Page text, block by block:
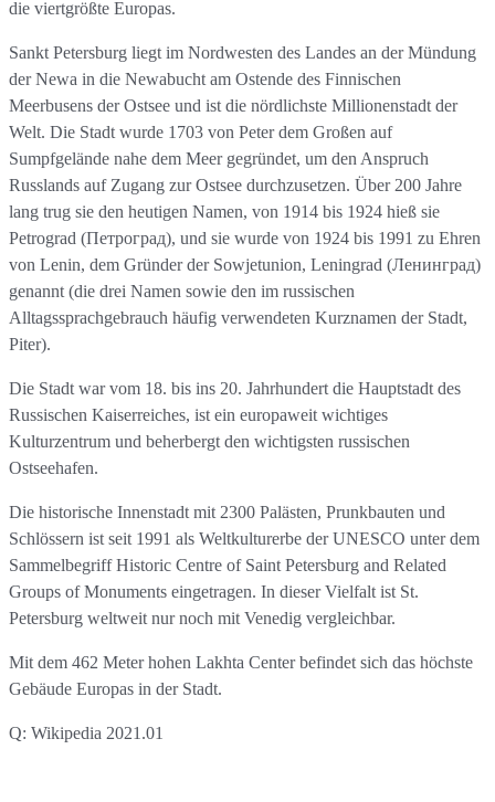
die viertgrößte Europas.
Sankt Petersburg liegt im Nordwesten des Landes an der Mündung
der Newa in die Newabucht am Ostende des Finnischen
Meerbusens der Ostsee und ist die nördlichste Millionenstadt der
Welt. Die Stadt wurde 1703 von Peter dem Großen auf
Sumpfgelände nahe dem Meer gegründet, um den Anspruch
Russlands auf Zugang zur Ostsee durchzusetzen. Über 200 Jahre
lang trug sie den heutigen Namen, von 1914 bis 1924 hieß sie
Petrograd (Петроград), und sie wurde von 1924 bis 1991 zu Ehren
von Lenin, dem Gründer der Sowjetunion, Leningrad (Ленинград)
genannt (die drei Namen sowie den im russischen
Alltagssprachgebrauch häufig verwendeten Kurznamen der Stadt,
Piter).
Die Stadt war vom 18. bis ins 20. Jahrhundert die Hauptstadt des
Russischen Kaiserreiches, ist ein europaweit wichtiges
Kulturzentrum und beherbergt den wichtigsten russischen
Ostseehafen.
Die historische Innenstadt mit 2300 Palästen, Prunkbauten und
Schlössern ist seit 1991 als Weltkulturerbe der UNESCO unter dem
Sammelbegriff Historic Centre of Saint Petersburg and Related
Groups of Monuments eingetragen. In dieser Vielfalt ist St.
Petersburg weltweit nur noch mit Venedig vergleichbar.
Mit dem 462 Meter hohen Lakhta Center befindet sich das höchste
Gebäude Europas in der Stadt.
Q: Wikipedia 2021.01